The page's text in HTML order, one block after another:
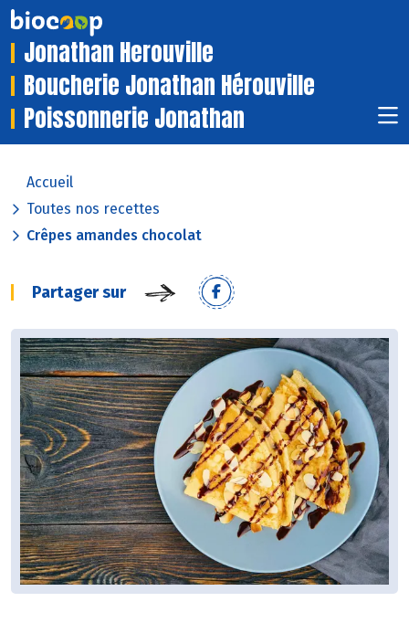
Jonathan Herouville
Boucherie Jonathan Hérouville
Poissonnerie Jonathan
Accueil
Toutes nos recettes
Crêpes amandes chocolat
Partager sur